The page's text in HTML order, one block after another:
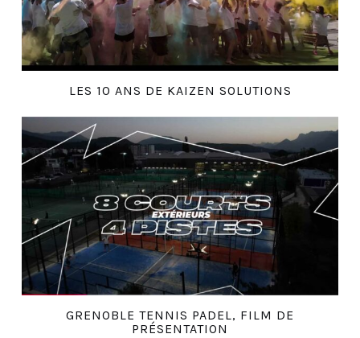
LES 10 ANS DE KAIZEN SOLUTIONS
GRENOBLE TENNIS PADEL, FILM DE
PRÉSENTATION